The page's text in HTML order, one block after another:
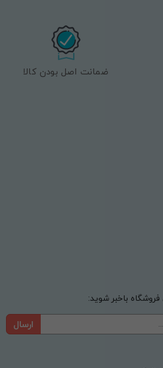
ضمانت اصل بودن کالا
باخبر شوید:
ارسال